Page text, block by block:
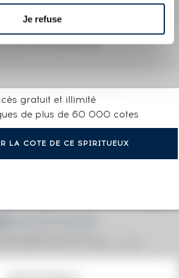
Je refuse
gratuit et illimité
de plus de 60 000 cotes
LA COTE DE CE SPIRITUEUX
DÉTAIL DU SPIRITUEUX
PRIVILÈGE THE SPIRIT
EDITION